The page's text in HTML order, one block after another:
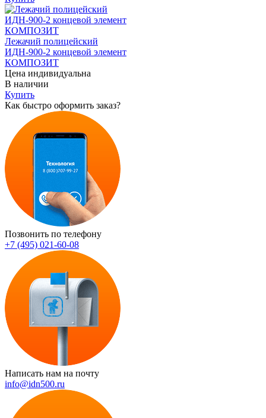
Лежачий полицейский
ИДН-900-2 концевой элемент
КОМПОЗИТ
Цена индивидуальна
В наличии
Купить
Как быстро оформить заказ?
Позвонить по телефону
+7 (495) 021-60-08
Написать нам на почту
info@idn500.ru